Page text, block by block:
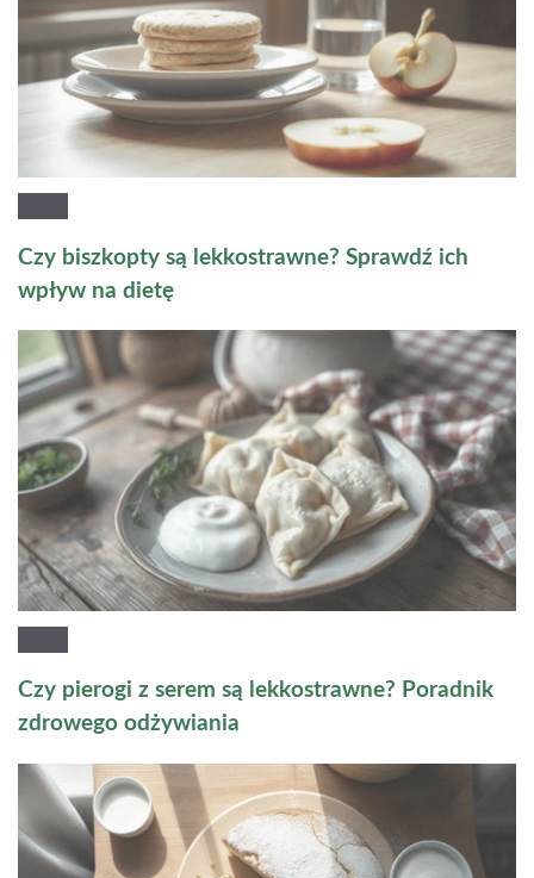
Czy biszkopty są lekkostrawne? Sprawdź ich
wpływ na dietę
Czy pierogi z serem są lekkostrawne? Poradnik
zdrowego odżywiania